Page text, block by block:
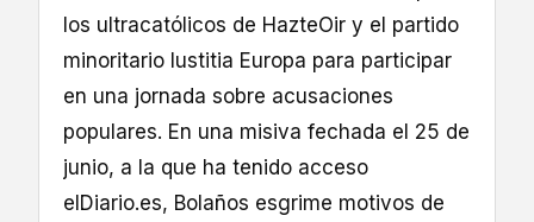
los ultracatólicos de HazteOir y el partido
minoritario Iustitia Europa para participar
en una jornada sobre acusaciones
populares. En una misiva fechada el 25 de
junio, a la que ha tenido acceso
elDiario.es, Bolaños esgrime motivos de